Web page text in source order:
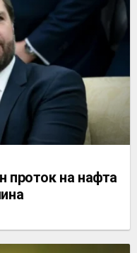
проток на нафта